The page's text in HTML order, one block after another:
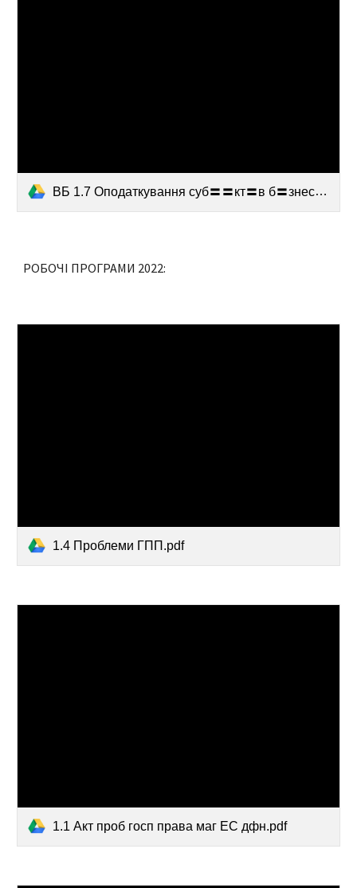
ВБ 1.7 Оподаткування суб〓〓кт〓в б〓знесу маг 25 дфн.pdf
РОБОЧІ ПРОГРАМИ 2022:
1.4 Проблеми ГПП.pdf
1.1 Акт проб госп права маг ЕС дфн.pdf